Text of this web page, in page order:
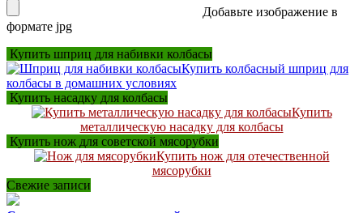
Добавьте изображение в
формате jpg
Купить шприц для набивки колбасы
Купить колбасный шприц для
колбасы в домашних условиях
Купить насадку для колбасы
Купить
металлическую насадку для колбасы
Купить нож для советской мясорубки
Купить нож для отечественной
мясорубки
Свежие записи